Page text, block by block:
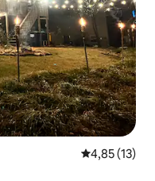
Gemiddelde
4,85 (13)